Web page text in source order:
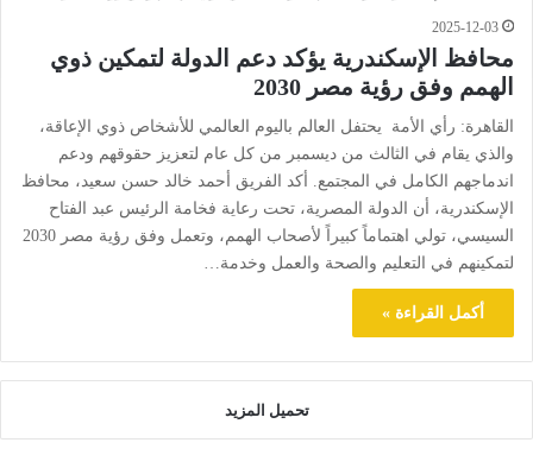
2025-12-03
محافظ الإسكندرية يؤكد دعم الدولة لتمكين ذوي
الهمم وفق رؤية مصر 2030
القاهرة: رأي الأمة يحتفل العالم باليوم العالمي للأشخاص ذوي الإعاقة،
والذي يقام في الثالث من ديسمبر من كل عام لتعزيز حقوقهم ودعم
اندماجهم الكامل في المجتمع. أكد الفريق أحمد خالد حسن سعيد، محافظ
الإسكندرية، أن الدولة المصرية، تحت رعاية فخامة الرئيس عبد الفتاح
السيسي، تولي اهتماماً كبيراً لأصحاب الهمم، وتعمل وفق رؤية مصر 2030
لتمكينهم في التعليم والصحة والعمل وخدمة…
أكمل القراءة »
تحميل المزيد